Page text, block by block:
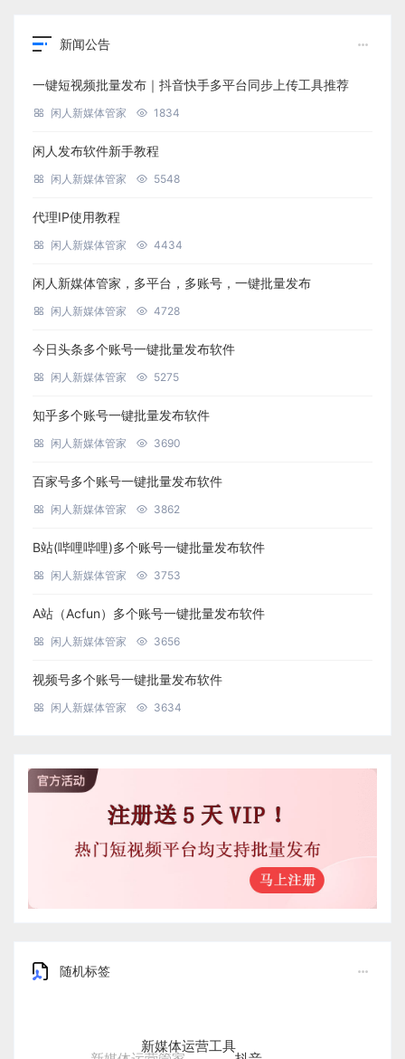
新闻公告
一键短视频批量发布｜抖音快手多平台同步上传工具推荐
闲人新媒体管家 1834
闲人发布软件新手教程
闲人新媒体管家 5548
代理IP使用教程
闲人新媒体管家 4434
闲人新媒体管家，多平台，多账号，一键批量发布
闲人新媒体管家 4728
今日头条多个账号一键批量发布软件
闲人新媒体管家 5275
知乎多个账号一键批量发布软件
闲人新媒体管家 3690
百家号多个账号一键批量发布软件
闲人新媒体管家 3862
B站(哔哩哔哩)多个账号一键批量发布软件
闲人新媒体管家 3753
A站（Acfun）多个账号一键批量发布软件
闲人新媒体管家 3656
视频号多个账号一键批量发布软件
闲人新媒体管家 3634
随机标签
新媒体运营工具
抖音